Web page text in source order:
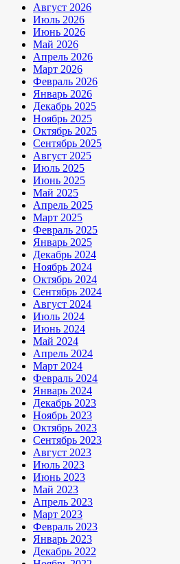
Август 2026
Июль 2026
Июнь 2026
Май 2026
Апрель 2026
Март 2026
Февраль 2026
Январь 2026
Декабрь 2025
Ноябрь 2025
Октябрь 2025
Сентябрь 2025
Август 2025
Июль 2025
Июнь 2025
Май 2025
Апрель 2025
Март 2025
Февраль 2025
Январь 2025
Декабрь 2024
Ноябрь 2024
Октябрь 2024
Сентябрь 2024
Август 2024
Июль 2024
Июнь 2024
Май 2024
Апрель 2024
Март 2024
Февраль 2024
Январь 2024
Декабрь 2023
Ноябрь 2023
Октябрь 2023
Сентябрь 2023
Август 2023
Июль 2023
Июнь 2023
Май 2023
Апрель 2023
Март 2023
Февраль 2023
Январь 2023
Декабрь 2022